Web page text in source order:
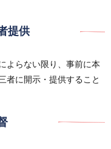
提供
よらない限り、事前に本
者に開示・提供すること